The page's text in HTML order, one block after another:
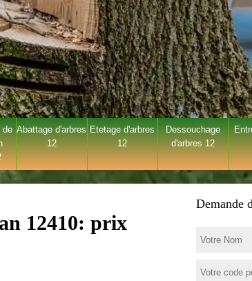
de Abattage d'arbres
12
Etetage d'arbres
12
Dessouchage
d'arbres 12
12410: prix
Demande